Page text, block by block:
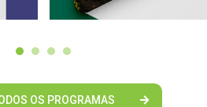
OS PROGRAMAS